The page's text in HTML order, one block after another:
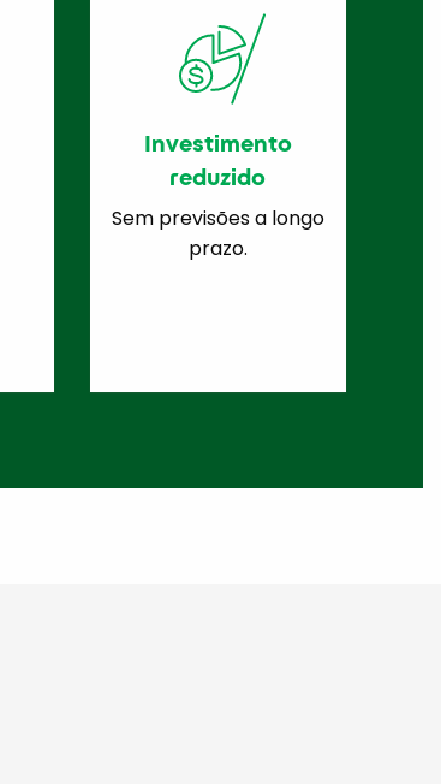
Investimento
reduzido
Sem previsões a longo
prazo.